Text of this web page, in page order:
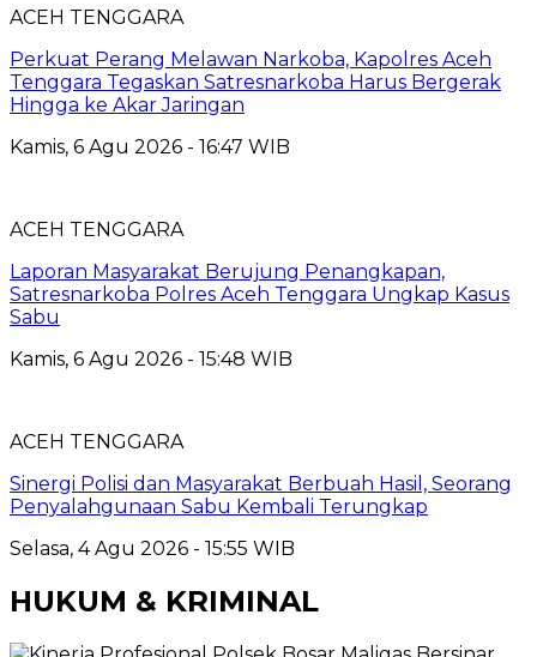
ACEH TENGGARA
Perkuat Perang Melawan Narkoba, Kapolres Aceh
Tenggara Tegaskan Satresnarkoba Harus Bergerak
Hingga ke Akar Jaringan
Kamis, 6 Agu 2026 - 16:47 WIB
ACEH TENGGARA
Laporan Masyarakat Berujung Penangkapan,
Satresnarkoba Polres Aceh Tenggara Ungkap Kasus
Sabu
Kamis, 6 Agu 2026 - 15:48 WIB
ACEH TENGGARA
Sinergi Polisi dan Masyarakat Berbuah Hasil, Seorang
Penyalahgunaan Sabu Kembali Terungkap
Selasa, 4 Agu 2026 - 15:55 WIB
HUKUM & KRIMINAL